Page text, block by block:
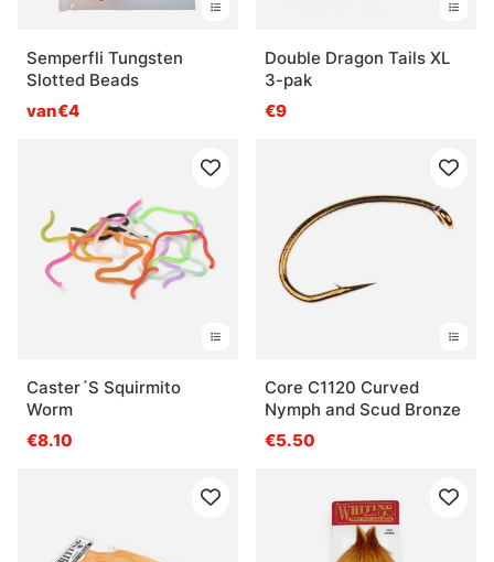
Semperfli Tungsten
Slotted Beads
van€4
Double Dragon Tails XL
3-pak
€9
Caster´S Squirmito
Worm
€8.10
Core C1120 Curved
Nymph and Scud Bronze
€5.50